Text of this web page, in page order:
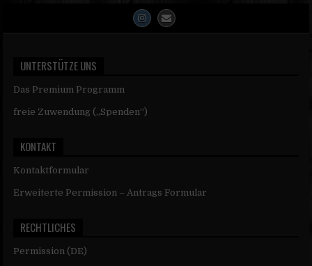
UNTERSTÜTZE UNS
Das Premium Programm
freie Zuwendung („Spenden“)
KONTAKT
Kontaktformular
Erweiterte Permission – Antrags Formular
RECHTLICHES
Permission (DE)